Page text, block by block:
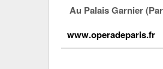
Au Palais Garnier
www.operadeparis.fr